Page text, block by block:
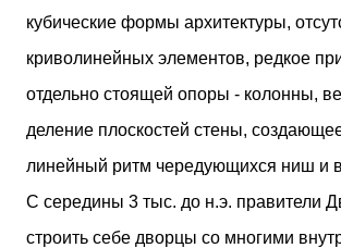
кубические формы архитектуры,
криволинейных элементов, редкое
отдельно стоящей опоры - колонны,
деление плоскостей стены,
линейный ритм чередующихся ниш и
С середины 3 тыс. до н.э. правители
строить себе дворцы со многими